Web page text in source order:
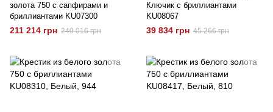
золота 750 с сапфирами и
бриллиантами KU07300
211 214 грн 240 016 грн
Ключик с бриллиантами
KU08067
39 834 грн 45 266 грн